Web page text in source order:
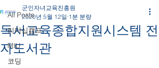
All Posts
리더십캠프
MIU
코딩
독서교육종합지원시스템 전
자도서관
군인자녀교육진흥원
2020년 5월 12일 1분 분량